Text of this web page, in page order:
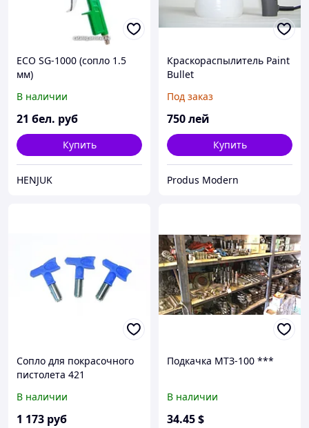
ECO SG-1000 (сопло 1.5
мм)
В наличии
21 бел. руб
Купить
HENJUK
Краскораспылитель Paint
Bullet
Под заказ
750лей
Купить
Produs Modern
Сопло для покрасочного
пистолета 421
В наличии
1 173 руб
Подкачка МТЗ-100 ***
В наличии
34.45$